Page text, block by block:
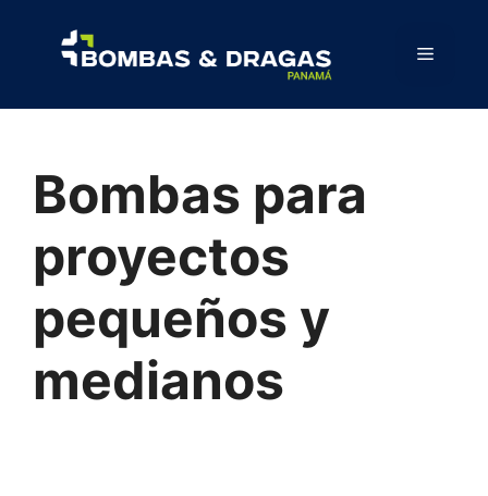
Bombas para
proyectos
pequeños y
medianos